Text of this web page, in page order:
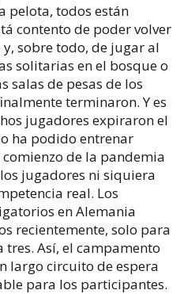
pelota, todos están
contento de poder volver
sobre todo, de jugar al
solitarias en el bosque o
salas de pesas de los
terminaron. Y es
jugadores expiraron el
ha podido entrenar
de la pandemia
jugadores ni siquiera
real. Los
en Alemania
recientemente, solo para
Así, el campamento
largo circuito de espera
para los participantes.